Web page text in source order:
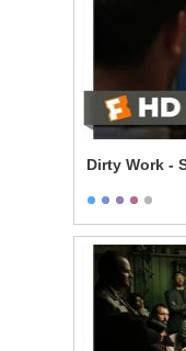
Dirty Work -